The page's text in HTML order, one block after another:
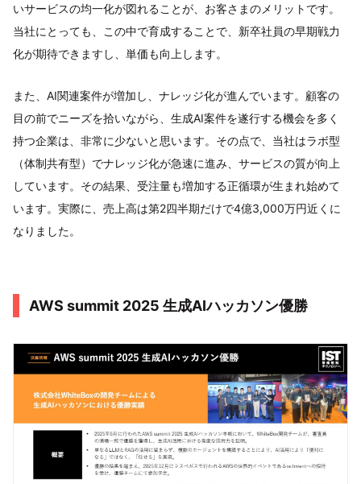
いサービスの均一化が図れることが、お客さまのメリットです。
当社にとっても、この中で育成することで、新卒社員の早期戦力
化が期待できますし、単価も向上します。
また、AI関連案件が増加し、ナレッジ化が進んでいます。顧客の
目の前でニーズを拾いながら、生成AI案件を遂行する機会を多く
持つ企業は、非常に少ないと思います。その点で、当社はラボ型
（体制共有型）でナレッジ化が急速に進み、サービスの質が向上
しています。その結果、受注量も増加する正循環が生まれ始めて
います。実際に、売上高は第2四半期だけで4億3,000万円近くに
なりました。
AWS summit 2025 生成AIハッカソン優勝